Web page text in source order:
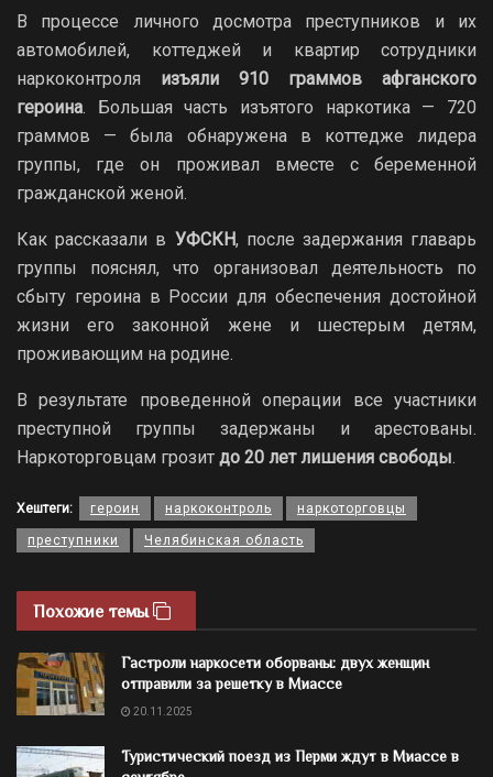
В процессе личного досмотра преступников и их
автомобилей, коттеджей и квартир сотрудники
наркоконтроля изъяли 910 граммов афганского
героина. Большая часть изъятого наркотика — 720
граммов — была обнаружена в коттедже лидера
группы, где он проживал вместе с беременной
гражданской женой.
Как рассказали в УФСКН, после задержания главарь
группы пояснял, что организовал деятельность по
сбыту героина в России для обеспечения достойной
жизни его законной жене и шестерым детям,
проживающим на родине.
В результате проведенной операции все участники
преступной группы задержаны и арестованы.
Наркоторговцам грозит до 20 лет лишения свободы.
Хештеги: героин наркоконтроль наркоторговцы
преступники Челябинская область
Похожие темы
Гастроли наркосети оборваны: двух женщин
отправили за решетку в Миассе
20.11.2025
Туристический поезд из Перми ждут в Миассе в